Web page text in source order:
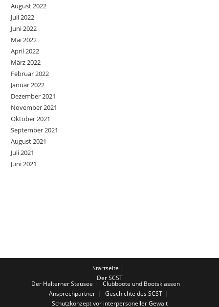
August 2022
Juli 2022
Juni 2022
Mai 2022
April 2022
März 2022
Februar 2022
Januar 2022
Dezember 2021
November 2021
Oktober 2021
September 2021
August 2021
Juli 2021
Juni 2021
Startseite
Der SCST
Der Halterner Stausee
Clubboote und Bootsklassen
Ansprechpartner
Geschichte des SCST
Schutzkonzept vor interpersoneller Gewalt